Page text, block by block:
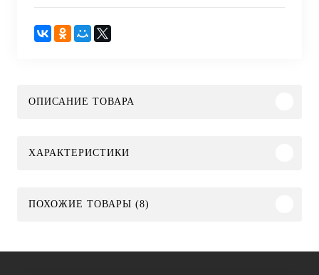
ОПИСАНИЕ ТОВАРА
ХАРАКТЕРИСТИКИ
ПОХОЖИЕ ТОВАРЫ (8)